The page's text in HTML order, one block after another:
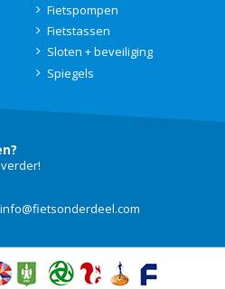
Fietspompen
Fietstassen
Sloten + beveiliging
Spiegels